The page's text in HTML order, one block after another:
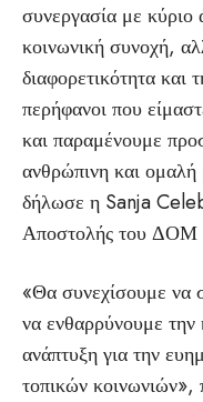
συνεργασία με κύριο
κοινωνική συνοχή,
διαφορετικότητα
περήφανοι που
και παραμένουμε
ανθρώπινη και
δήλωσε η Sanja
Αποστολής του ΔΟΜ
«Θα συνεχίσουμε να
να ενθαρρύνουμε την
ανάπτυξη για την
τοπικών κοινωνιών»,